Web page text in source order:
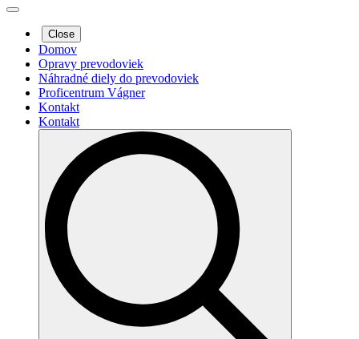
Close
Domov
Opravy prevodoviek
Náhradné diely do prevodoviek
Proficentrum Vágner
Kontakt
Kontakt